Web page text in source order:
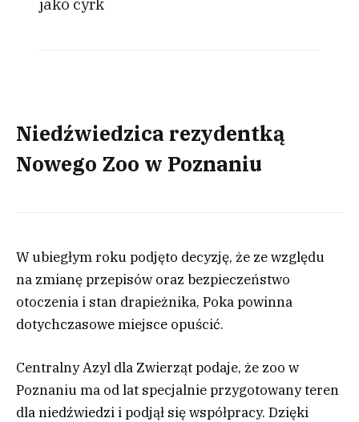
Niedźwiedzica rezydentką
Nowego Zoo w Poznaniu
W ubiegłym roku podjęto decyzję, że ze względu
na zmianę przepisów oraz bezpieczeństwo
otoczenia i stan drapieżnika, Poka powinna
dotychczasowe miejsce opuścić.
Centralny Azyl dla Zwierząt podaje, że zoo w
Poznaniu ma od lat specjalnie przygotowany teren
dla niedźwiedzi i podjął się współpracy. Dzięki